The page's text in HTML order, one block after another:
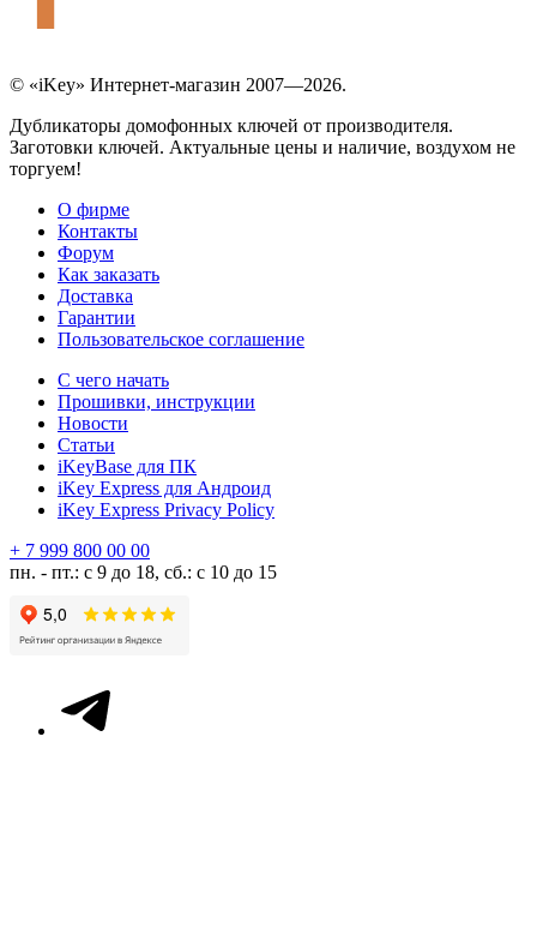
© «iKey» Интернет-магазин 2007—2026.
Дубликаторы домофонных ключей от производителя.
Заготовки ключей. Актуальные цены и наличие, воздухом не
торгуем!
О фирме
Контакты
Форум
Как заказать
Доставка
Гарантии
Пользовательское соглашение
С чего начать
Прошивки, инструкции
Новости
Статьи
iKeyBase для ПК
iKey Express для Андроид
iKey Express Privacy Policy
+ 7 999 800 00 00
пн. - пт.: с 9 до 18, сб.: с 10 до 15